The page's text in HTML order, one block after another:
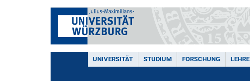
UNIVERSITÄT STUDIUM FORSCHUNG LEHRE